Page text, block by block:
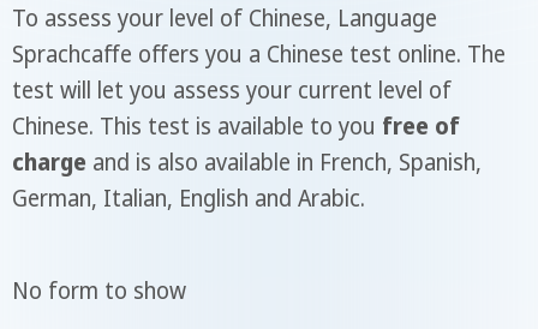
To assess your level of Chinese, Language
Sprachcaffe offers you a Chinese test online. The
test will let you assess your current level of
Chinese. This test is available to you free of
charge and is also available in French, Spanish,
German, Italian, English and Arabic.
No form to show